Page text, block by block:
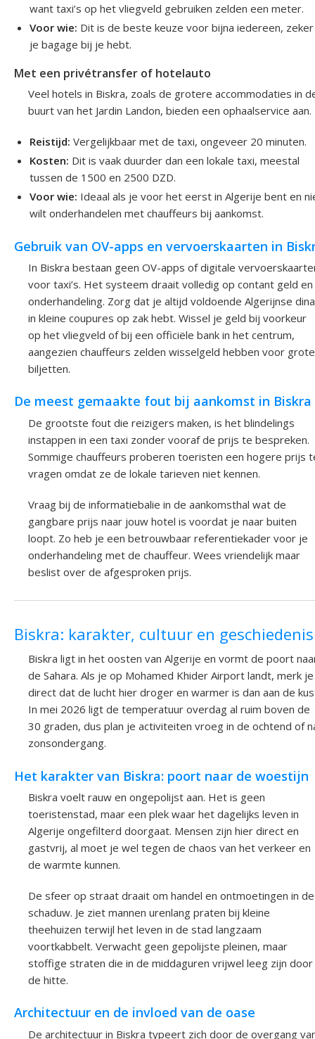
want taxi’s op het vliegveld gebruiken zelden een meter.
Voor wie: Dit is de beste keuze voor bijna iedereen,
je bagage bij je hebt.
Met een privétransfer of hotelauto
Veel hotels in Biskra, zoals de grotere accommodaties in
buurt van het Jardin Landon, bieden een ophaalservice aan.
Reistijd: Vergelijkbaar met de taxi, ongeveer 20 minuten.
Kosten: Dit is vaak duurder dan een lokale taxi, meestal
tussen de 1500 en 2500 DZD.
Voor wie: Ideaal als je voor het eerst in Algerije bent en
wilt onderhandelen met chauffeurs bij aankomst.
Gebruik van OV-apps en vervoerskaarten in
In Biskra bestaan geen OV-apps of digitale
voor taxi’s. Het systeem draait volledig op contant geld en
onderhandeling. Zorg dat je altijd voldoende Algerijnse
in kleine coupures op zak hebt. Wissel je geld bij voorkeur
op het vliegveld of bij een officiële bank in het centrum,
aangezien chauffeurs zelden wisselgeld hebben voor grote
biljetten.
De meest gemaakte fout bij aankomst in Biskra
De grootste fout die reizigers maken, is het blindelings
instappen in een taxi zonder vooraf de prijs te bespreken.
Sommige chauffeurs proberen toeristen een hogere prijs
vragen omdat ze de lokale tarieven niet kennen.
Vraag bij de informatiebalie in de aankomsthal wat de
gangbare prijs naar jouw hotel is voordat je naar buiten
loopt. Zo heb je een betrouwbaar referentiekader voor je
onderhandeling met de chauffeur. Wees vriendelijk maar
beslist over de afgesproken prijs.
Biskra: karakter, cultuur en geschiedenis
Biskra ligt in het oosten van Algerije en vormt de poort
de Sahara. Als je op Mohamed Khider Airport landt, merk je
direct dat de lucht hier droger en warmer is dan aan de
In mei 2026 ligt de temperatuur overdag al ruim boven de
30 graden, dus plan je activiteiten vroeg in de ochtend of
zonsondergang.
Het karakter van Biskra: poort naar de woestijn
Biskra voelt rauw en ongepolijst aan. Het is geen
toeristenstad, maar een plek waar het dagelijks leven in
Algerije ongefilterd doorgaat. Mensen zijn hier direct en
gastvrij, al moet je wel tegen de chaos van het verkeer en
de warmte kunnen.
De sfeer op straat draait om handel en ontmoetingen in de
schaduw. Je ziet mannen urenlang praten bij kleine
theehuizen terwijl het leven in de stad langzaam
voortkabbelt. Verwacht geen gepolijste pleinen, maar
stoffige straten die in de middaguren vrijwel leeg zijn door
de hitte.
Architectuur en de invloed van de oase
De architectuur in Biskra typeert zich door de overgang